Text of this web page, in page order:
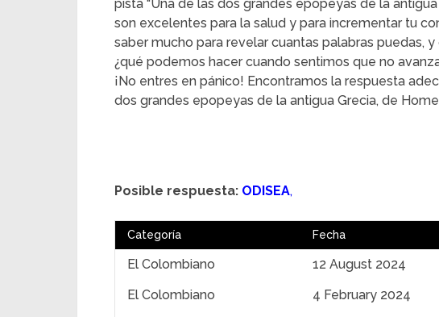
pista “Una de las dos grandes epopeyas de la
son excelentes para la salud y para incrementar tu
saber mucho para revelar cuantas palabras puedas,
¿qué podemos hacer cuando sentimos que no
¡No entres en pánico! Encontramos la respuesta
dos grandes epopeyas de la antigua Grecia, de
Posible respuesta: ODISEA,
Categoría Fecha
El Colombiano 12 August 2024
El Colombiano
4 February 2024